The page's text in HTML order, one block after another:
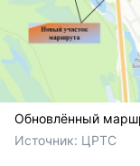
Обновлённый
Источник: ЦРТС